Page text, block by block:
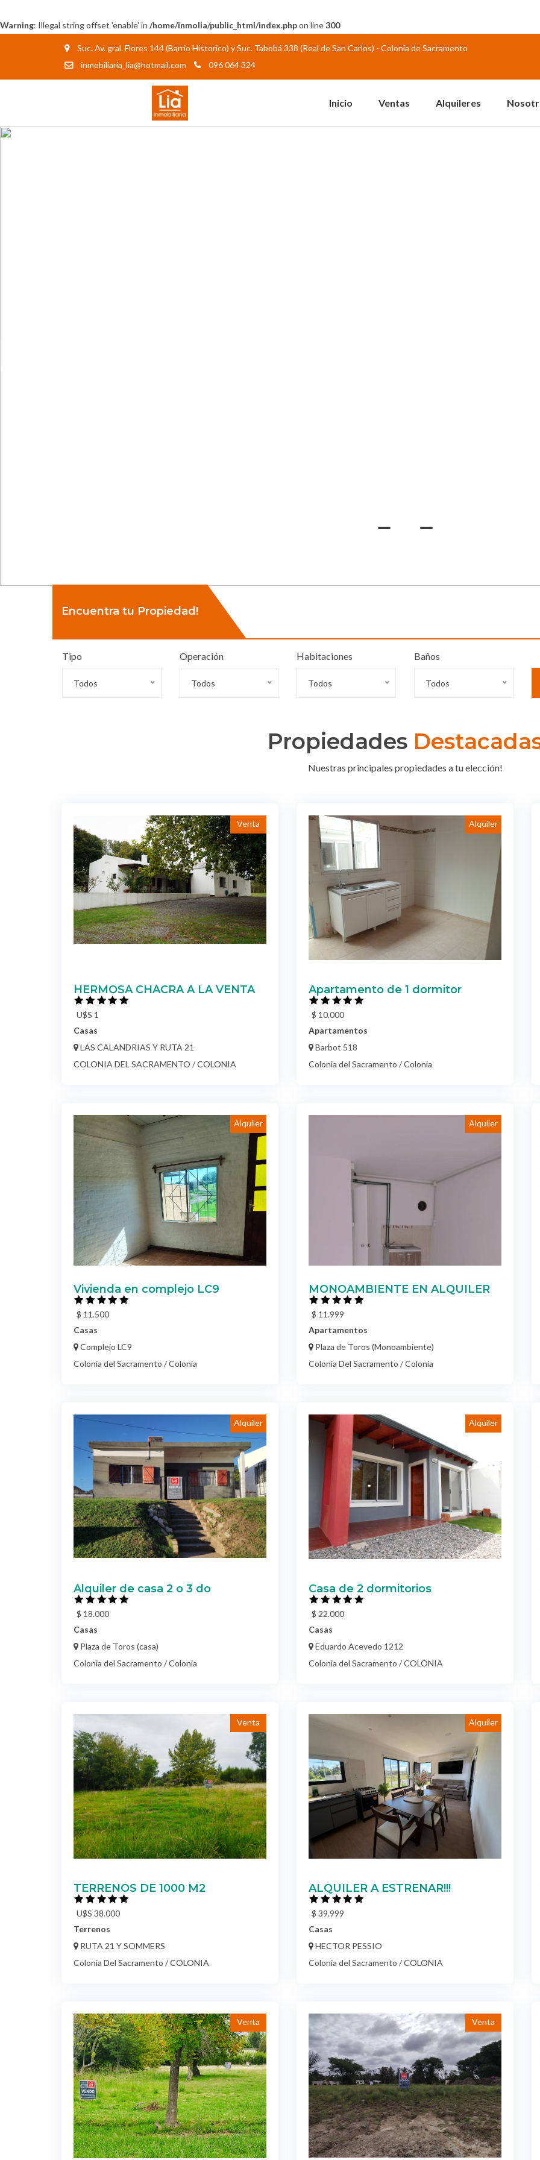
Warning: Illegal string offset 'enable' in /home/inmolia/public_html/index.phpon line300
Suc. Av. gral. Flores 144 (Barrio Historico) y Suc. Tabobá 338 (Real de San Carlos) - Colonia de Sacramento
inmobiliaria_lia@hotmail.com
096 064 324
Inicio Ventas Alquileres
Encuentra tu Propiedad!
Tipo
Todos
Operación
Todos
Habitaciones
Todos
Baños
Todos
Propiedades
Nuestras principales propiedades a tu elección!
Venta
HERMOSA CHACRA A LA VENTA
U$S 1
Casas
LAS CALANDRIAS Y RUTA 21
COLONIA DEL SACRAMENTO / COLONIA
Alquiler
Apartamento de 1 dormitor
$ 10.000
Apartamentos
Barbot 518
Colonia del Sacramento / Colonia
Alquiler
Vivienda en complejo LC9
$ 11.500
Casas
Complejo LC9
Colonia del Sacramento / Colonia
Alquiler
MONOAMBIENTE EN ALQUILER
$ 11.999
Apartamentos
Plaza de Toros (Monoambiente)
Colonia Del Sacramento / Colonia
Alquiler
Alquiler de casa 2 o 3 do
$ 18.000
Casas
Plaza de Toros (casa)
Colonia del Sacramento / Colonia
Alquiler
Casa de 2 dormitorios
$ 22.000
Casas
Eduardo Acevedo 1212
Colonia del Sacramento / COLONIA
Venta
TERRENOS DE 1000 M2
U$S 38.000
Terrenos
RUTA 21 Y SOMMERS
Colonia Del Sacramento / COLONIA
Alquiler
ALQUILER A ESTRENAR!!!
$ 39.999
Casas
HECTOR PESSIO
Colonia del Sacramento / COLONIA
Venta Venta